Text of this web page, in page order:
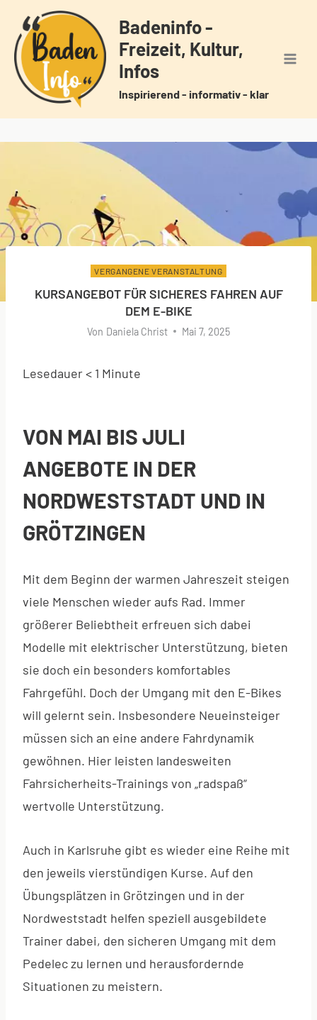
Inhalt
springen
Badeninfo -
Freizeit, Kultur,
Infos
Inspirierend - informativ - klar
VERGANGENE VERANSTALTUNG
KURSANGEBOT FÜR SICHERES FAHREN AUF
DEM E-BIKE
Von Daniela Christ Mai 7, 2025
Lesedauer< 1 Minute
VON MAI BIS JULI
ANGEBOTE IN DER
NORDWESTSTADT UND IN
GRÖTZINGEN
Mit dem Beginn der warmen Jahreszeit steigen
viele Menschen wieder aufs Rad. Immer
größerer Beliebtheit erfreuen sich dabei
Modelle mit elektrischer Unterstützung, bieten
sie doch ein besonders komfortables
Fahrgefühl. Doch der Umgang mit den E-Bikes
will gelernt sein. Insbesondere Neueinsteiger
müssen sich an eine andere Fahrdynamik
gewöhnen. Hier leisten landesweiten
Fahrsicherheits-Trainings von „radspaß“
wertvolle Unterstützung.
Auch in Karlsruhe gibt es wieder eine Reihe mit
den jeweils vierstündigen Kurse. Auf den
Übungsplätzen in Grötzingen und in der
Nordweststadt helfen speziell ausgebildete
Trainer dabei, den sicheren Umgang mit dem
Pedelec zu lernen und herausfordernde
Situationen zu meistern.